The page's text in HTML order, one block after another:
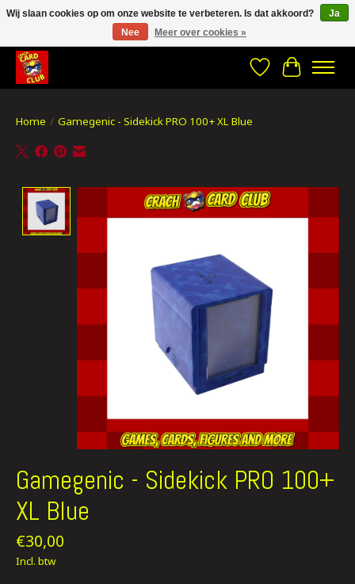
CRACH CARD CLUB , The best place to Geek out!
Verlanglijst
Home / Gamegenic - Sidekick PRO 100+ XL Blue
Product image slideshow Items
Gamegenic - Sidekick PRO 100+
XL Blue
€30,00
Incl. btw
Wij slaan cookies op om onze website te verbeteren. Is dat akkoord?
Ja
Nee
Meer over cookies »